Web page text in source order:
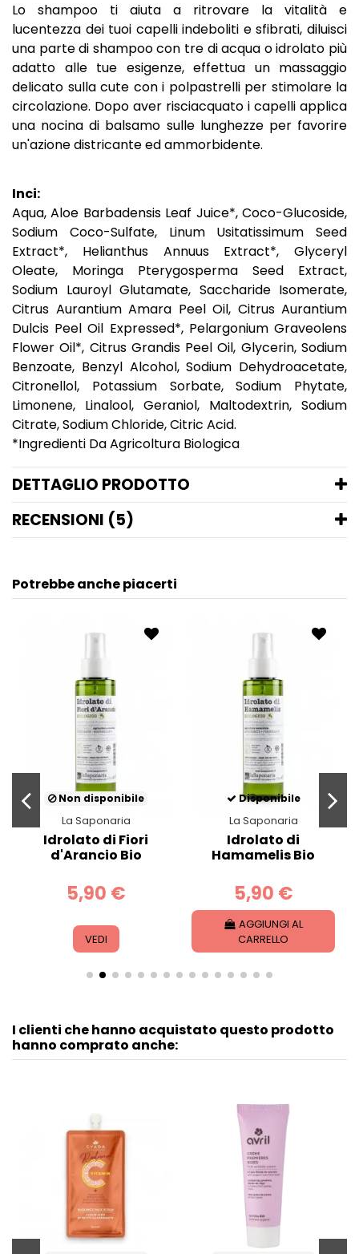
Lo shampoo ti aiuta a ritrovare la vitalità e
lucentezza dei tuoi capelli indeboliti e sfibrati, diluisci
una parte di shampoo con tre di acqua o idrolato più
adatto alle tue esigenze, effettua un massaggio
delicato sulla cute con i polpastrelli per stimolare la
circolazione. Dopo aver risciacquato i capelli applica
una nocina di balsamo sulle lunghezze per favorire
un'azione districante ed ammorbidente.
Inci:
Aqua, Aloe Barbadensis Leaf Juice*, Coco-Glucoside,
Sodium Coco-Sulfate, Linum Usitatissimum Seed
Extract*, Helianthus Annuus Extract*, Glyceryl
Oleate, Moringa Pterygosperma Seed Extract,
Sodium Lauroyl Glutamate, Saccharide Isomerate,
Citrus Aurantium Amara Peel Oil, Citrus Aurantium
Dulcis Peel Oil Expressed*, Pelargonium Graveolens
Flower Oil*, Citrus Grandis Peel Oil, Glycerin, Sodium
Benzoate, Benzyl Alcohol, Sodium Dehydroacetate,
Citronellol, Potassium Sorbate, Sodium Phytate,
Limonene, Linalool, Geraniol, Maltodextrin, Sodium
Citrate, Sodium Chloride, Citric Acid.
*Ingredienti Da Agricoltura Biologica
DETTAGLIO PRODOTTO
RECENSIONI (5)
Potrebbe anche piacerti
Non disponibile
La Saponaria
Idrolato di Fiori
d'Arancio Bio
5,90 €
VEDI
Disponibile
La Saponaria
Idrolato di
Hamamelis Bio
5,90 €
AGGIUNGI AL
CARRELLO
I clienti che hanno acquistato questo prodotto
hanno comprato anche: